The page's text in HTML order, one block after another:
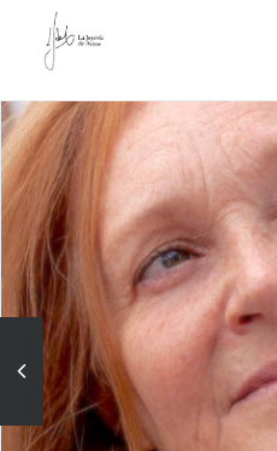
NOTICIAS DE JOYERÍA
NOVEDADES
DE VISITA
APUNTES
QUIÉN SOY